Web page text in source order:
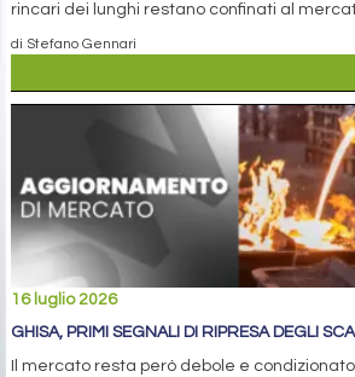
rincari dei lunghi restano confinati al
di Stefano Gennari
16 luglio 2026
GHISA, PRIMI SEGNALI DI RIPRESA DEGLI
Il mercato resta però debole e